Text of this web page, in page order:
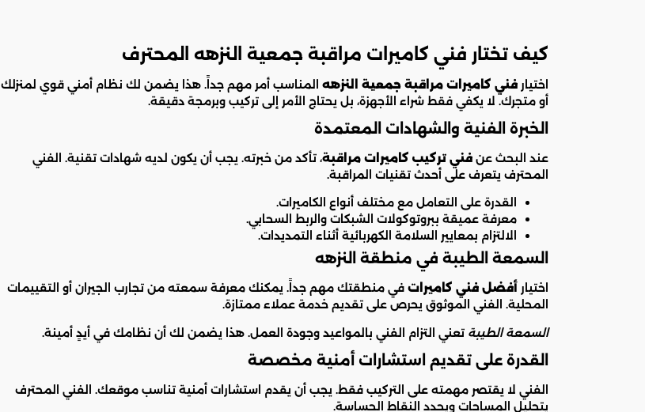
كيف تختار فني كاميرات مراقبة جمعية النزهه المحترف
اختيار فني كاميرات مراقبة جمعية النزهه المناسب أمر مهم جداً. هذا يضمن لك نظام أمني قوي لمنزلك
أو متجرك. لا يكفي فقط شراء الأجهزة، بل يحتاج الأمر إلى تركيب وبرمجة دقيقة.
الخبرة الفنية والشهادات المعتمدة
عند البحث عن فني تركيب كاميرات مراقبة، تأكد من خبرته. يجب أن يكون لديه شهادات تقنية. الفني
المحترف يتعرف على أحدث تقنيات المراقبة.
القدرة على التعامل مع مختلف أنواع الكاميرات.
معرفة عميقة ببروتوكولات الشبكات والربط السحابي.
الالتزام بمعايير السلامة الكهربائية أثناء التمديدات.
السمعة الطيبة في منطقة النزهه
اختيار أفضل فني كاميرات في منطقتك مهم جداً. يمكنك معرفة سمعته من تجارب الجيران أو التقييمات
المحلية. الفني الموثوق يحرص على تقديم خدمة عملاء ممتازة.
السمعة الطيبة تعني التزام الفني بالمواعيد وجودة العمل. هذا يضمن لك أن نظامك في أيدٍ أمينة.
القدرة على تقديم استشارات أمنية مخصصة
الفني لا يقتصر مهمته على التركيب فقط. يجب أن يقدم استشارات أمنية تناسب موقعك. الفني المحترف
يتحليل المساحات ويحدد النقاط الحساسة.